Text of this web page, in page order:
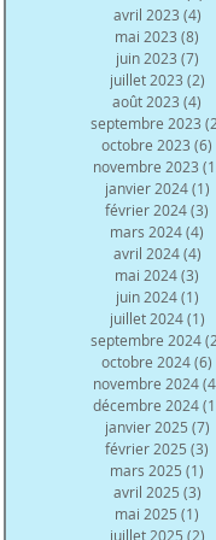
avril 2023 (4)
mai 2023 (8)
juin 2023 (7)
juillet 2023 (2)
août 2023 (4)
septembre 2023
octobre 2023 (6)
novembre 2023
janvier 2024 (1)
février 2024(3)
mars 2024(4)
avril 2024 (4)
mai 2024(3)
juin 2024 (1)
juillet 2024 (1)
septembre 2024
octobre 2024(6)
novembre 2024
décembre 2024
janvier 2025 (7)
février 2025 (3)
mars 2025 (1)
avril 2025 (3)
mai 2025 (1)
juillet 2025 (2)